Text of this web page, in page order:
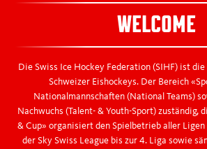
WELCOME
Die Swiss Ice Hockey Federation (SIHF) ist
Schweizer Eishockeys. Der Bereich
Nationalmannschaften (National Teams)
Nachwuchs (Talent- & Youth-Sport) zuständig,
& Cup» organisiert den Spielbetrieb aller Ligen
der Sky Swiss League bis zur 4. Liga sowie